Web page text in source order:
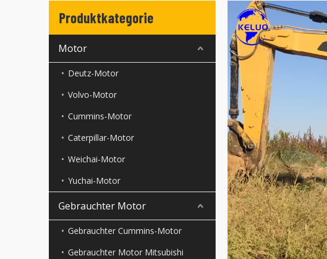
Produktkategorie
Motor
Deutz-Motor
Volvo-Motor
Cummins-Motor
Caterpillar-Motor
Weichai-Motor
Yuchai-Motor
Gebrauchter Motor
Gebrauchter Cummins-Motor
Gebrauchter Motor Mitsubishi